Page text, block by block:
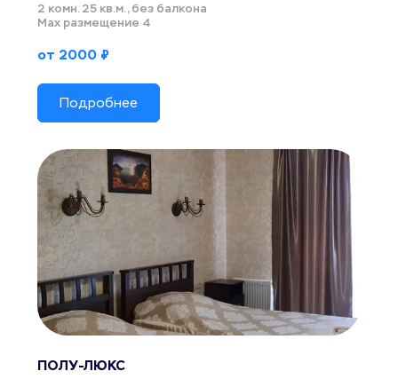
2 комн. 25 кв.м., без балкона
Мах размещение 4
от 2000 ₽
Подробнее
ПОЛУ-ЛЮКС